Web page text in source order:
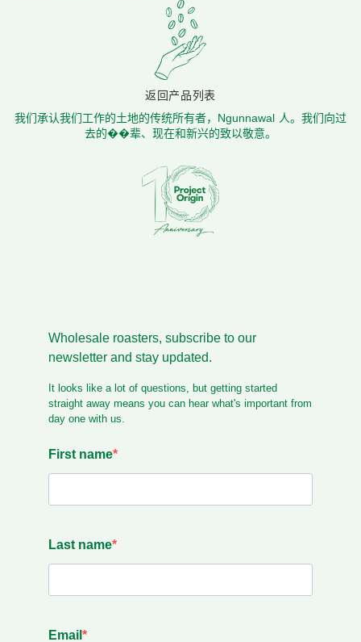
返回产品列表
我们承认我们工作的土地的传统所有者，Ngunnawal 人。我们向过
去的��辈、现在和新兴的致以敬意。